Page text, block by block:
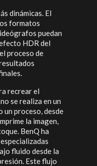
dinámicas. El
formatos
puedan
HDR del
proceso de
recrear el
se realiza en un
un proceso, desde
la imagen,
BenQ ha
fluido desde la
Este flujo